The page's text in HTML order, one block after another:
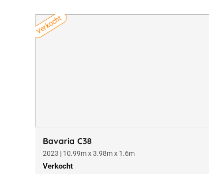
Verkocht
Bavaria C38
2023 | 10.99m x 3.98m x 1.6m
Verkocht